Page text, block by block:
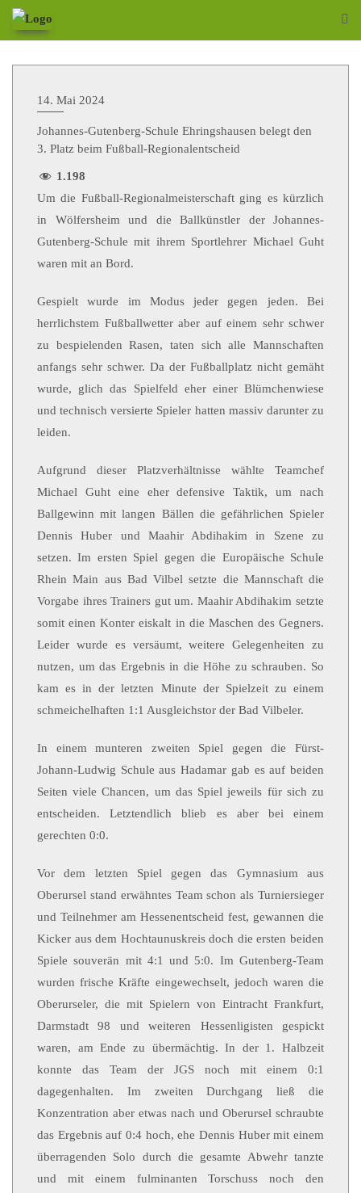
14. Mai 2024
Johannes-Gutenberg-Schule Ehringshausen belegt den
3. Platz beim Fußball-Regionalentscheid
1.198
Um die Fußball-Regionalmeisterschaft ging es kürzlich
in Wölfersheim und die Ballkünstler der Johannes-
Gutenberg-Schule mit ihrem Sportlehrer Michael Guht
waren mit an Bord.
Gespielt wurde im Modus jeder gegen jeden. Bei
herrlichstem Fußballwetter aber auf einem sehr schwer
zu bespielenden Rasen, taten sich alle Mannschaften
anfangs sehr schwer. Da der Fußballplatz nicht gemäht
wurde, glich das Spielfeld eher einer Blümchenwiese
und technisch versierte Spieler hatten massiv darunter zu
leiden.
Aufgrund dieser Platzverhältnisse wählte Teamchef
Michael Guht eine eher defensive Taktik, um nach
Ballgewinn mit langen Bällen die gefährlichen Spieler
Dennis Huber und Maahir Abdihakim in Szene zu
setzen. Im ersten Spiel gegen die Europäische Schule
Rhein Main aus Bad Vilbel setzte die Mannschaft die
Vorgabe ihres Trainers gut um. Maahir Abdihakim setzte
somit einen Konter eiskalt in die Maschen des Gegners.
Leider wurde es versäumt, weitere Gelegenheiten zu
nutzen, um das Ergebnis in die Höhe zu schrauben. So
kam es in der letzten Minute der Spielzeit zu einem
schmeichelhaften 1:1 Ausgleichstor der Bad Vilbeler.
In einem munteren zweiten Spiel gegen die Fürst-
Johann-Ludwig Schule aus Hadamar gab es auf beiden
Seiten viele Chancen, um das Spiel jeweils für sich zu
entscheiden. Letztendlich blieb es aber bei einem
gerechten 0:0.
Vor dem letzten Spiel gegen das Gymnasium aus
Oberursel stand erwähntes Team schon als Turniersieger
und Teilnehmer am Hessenentscheid fest, gewannen die
Kicker aus dem Hochtaunuskreis doch die ersten beiden
Spiele souverän mit 4:1 und 5:0. Im Gutenberg-Team
wurden frische Kräfte eingewechselt, jedoch waren die
Oberurseler, die mit Spielern von Eintracht Frankfurt,
Darmstadt 98 und weiteren Hessenligisten gespickt
waren, am Ende zu übermächtig. In der 1. Halbzeit
konnte das Team der JGS noch mit einem 0:1
dagegenhalten. Im zweiten Durchgang ließ die
Konzentration aber etwas nach und Oberursel schraubte
das Ergebnis auf 0:4 hoch, ehe Dennis Huber mit einem
überragenden Solo durch die gesamte Abwehr tanzte
und mit einem fulminanten Torschuss noch den